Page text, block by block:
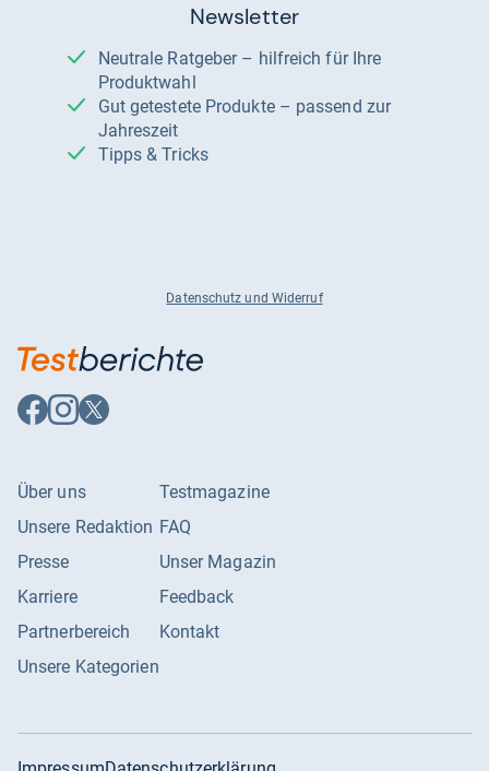
Newsletter
Neutrale Ratgeber – hilfreich für Ihre
Produktwahl
Gut getestete Produkte – passend zur
Jahreszeit
Tipps & Tricks
Datenschutz und Widerruf
Auf
Facebook
Auf
Instagram
Auf
X
Über uns
Unsere Redaktion
Presse
Karriere
Partnerbereich
Unsere Kategorien
Testmagazine
FAQ
Unser Magazin
Feedback
Kontakt